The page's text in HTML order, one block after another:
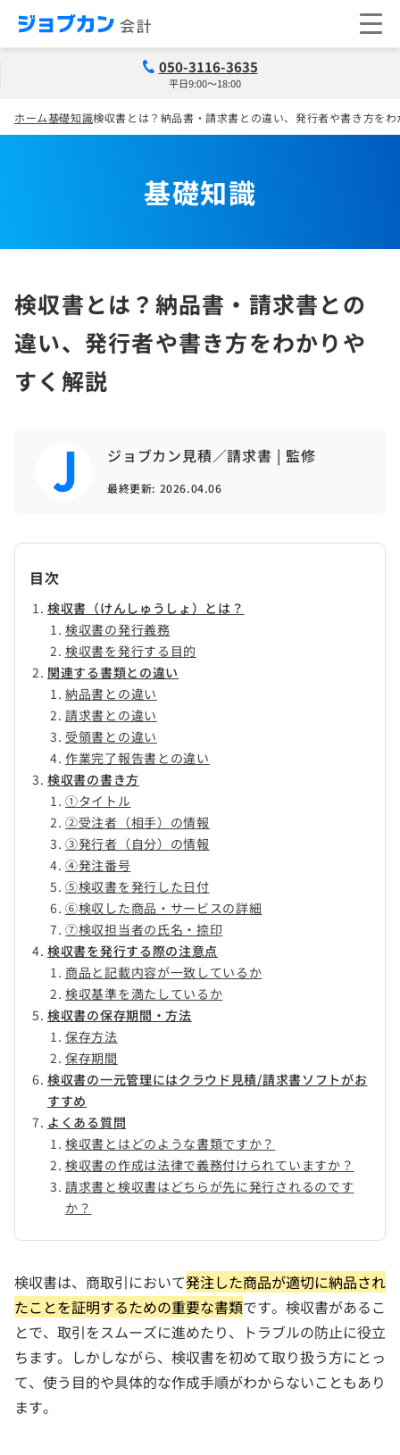
050-3116-3635
平日9:00～18:00
ホーム基礎知識検収書とは？納品書・請求書との違い、発行者や書き方を
基礎知識
検収書とは？納品書・請求書との
違い、発行者や書き方をわかりや
すく解説
ジョブカン見積／請求書 | 監修
最終更新: 2026.04.06
目次
検収書（けんしゅうしょ）とは？
検収書の発行義務
検収書を発行する目的
関連する書類との違い
納品書との違い
請求書との違い
受領書との違い
作業完了報告書との違い
検収書の書き方
①タイトル
②受注者（相手）の情報
③発行者（自分）の情報
④発注番号
⑤検収書を発行した日付
⑥検収した商品・サービスの詳細
⑦検収担当者の氏名・捺印
検収書を発行する際の注意点
商品と記載内容が一致しているか
検収基準を満たしているか
検収書の保存期間・方法
保存方法
保存期間
検収書の一元管理にはクラウド見積/請求書ソフトがお
すすめ
よくある質問
検収書とはどのような書類ですか？
検収書の作成は法律で義務付けられていますか？
請求書と検収書はどちらが先に発行されるのです
か？
検収書は、商取引において発注した商品が適切に納品され
たことを証明するための重要な書類です。検収書があるこ
とで、取引をスムーズに進めたり、トラブルの防止に役立
ちます。しかしながら、検収書を初めて取り扱う方にとっ
て、使う目的や具体的な作成手順がわからないこともあり
ます。